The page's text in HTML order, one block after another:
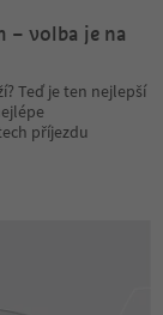
– volba je na
Teď je ten nejlepší
příjezdu